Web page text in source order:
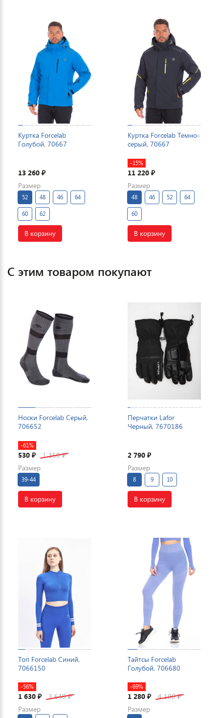
Куртка Forcelab
Голубой, 70667
13 260 ₽
Размер
52 48 46 64
60 62
В корзину
Куртка Forcelab Темно-
серый, 70667
-15%
11 220 ₽
Размер
48 46 52 64
60
В корзину
С этим товаром покупают
Носки Forcelab Серый,
706652
-61%
530 ₽ 1 350₽
Размер
39-44
В корзину
Перчатки Lafor
Черный, 7670186
2 790 ₽
Размер
8 9 10
В корзину
Топ Forcelab Синий,
7066150
-56%
1 630 ₽ 3 640₽
Размер
Тайтсы Forcelab
Голубой, 706680
-69%
1 280 ₽ 4 100₽
Размер